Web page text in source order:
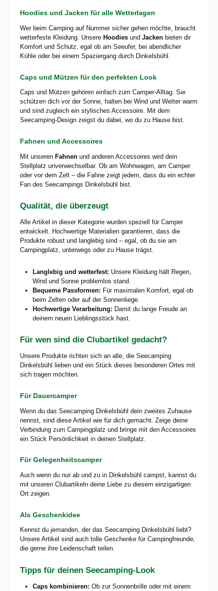
Hoodies und Jacken für alle Wetterlagen
Wer beim Camping auf Nummer sicher gehen möchte, braucht
wetterfeste Kleidung. Unsere Hoodies und Jacken bieten dir
Komfort und Schutz, egal ob am Seeufer, bei abendlicher
Kühle oder bei einem Spaziergang durch Dinkelsbühl.
Caps und Mützen für den perfekten Look
Caps und Mützen gehören einfach zum Camper-Alltag. Sie
schützen dich vor der Sonne, halten bei Wind und Wetter warm
und sind zugleich ein stylisches Accessoire. Mit dem
Seecamping-Design zeigst du dabei, wo du zu Hause bist.
Fahnen und Accessoires
Mit unseren Fahnen und anderen Accessoires wird dein
Stellplatz unverwechselbar. Ob am Wohnwagen, am Camper
oder vor dem Zelt – die Fahne zeigt jedem, dass du ein echter
Fan des Seecampings Dinkelsbühl bist.
Qualität, die überzeugt
Alle Artikel in dieser Kategorie wurden speziell für Camper
entwickelt. Hochwertige Materialien garantieren, dass die
Produkte robust und langlebig sind – egal, ob du sie am
Campingplatz, unterwegs oder zu Hause trägst.
Langlebig und wetterfest: Unsere Kleidung hält Regen,
Wind und Sonne problemlos stand.
Bequeme Passformen: Für maximalen Komfort, egal ob
beim Zelten oder auf der Sonnenliege.
Hochwertige Verarbeitung: Damit du lange Freude an
deinem neuen Lieblingsstück hast.
Für wen sind die Clubartikel gedacht?
Unsere Produkte richten sich an alle, die Seecamping
Dinkelsbühl lieben und ein Stück dieses besonderen Ortes mit
sich tragen möchten.
Für Dauercamper
Wenn du das Seecamping Dinkelsbühl dein zweites Zuhause
nennst, sind diese Artikel wie für dich gemacht. Zeige deine
Verbindung zum Campingplatz und bringe mit den Accessoires
ein Stück Persönlichkeit in deinen Stellplatz.
Für Gelegenheitscamper
Auch wenn du nur ab und zu in Dinkelsbühl campst, kannst du
mit unseren Clubartikeln deine Liebe zu diesem einzigartigen
Ort zeigen.
Als Geschenkidee
Kennst du jemanden, der das Seecamping Dinkelsbühl liebt?
Unsere Artikel sind auch tolle Geschenke für Campingfreunde,
die gerne ihre Leidenschaft teilen.
Tipps für deinen Seecamping-Look
Caps kombinieren: Ob zur Sonnenbrille oder mit einem